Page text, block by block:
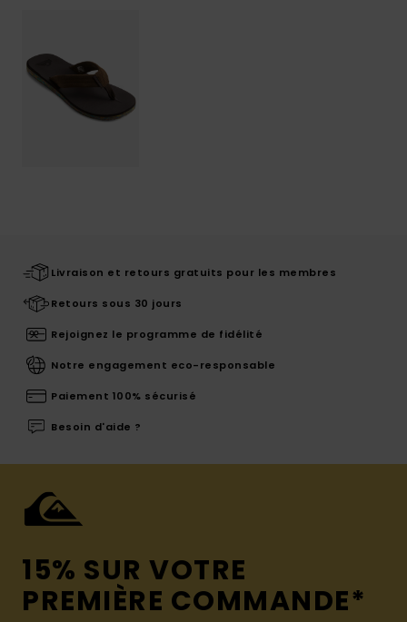
Livraison et retours gratuits pour les membres
Retours sous 30 jours
Rejoignez le programme de fidélité
Notre engagement eco-responsable
Paiement 100% sécurisé
Besoin d'aide ?
15% SUR VOTRE
PREMIÈRE COMMANDE*